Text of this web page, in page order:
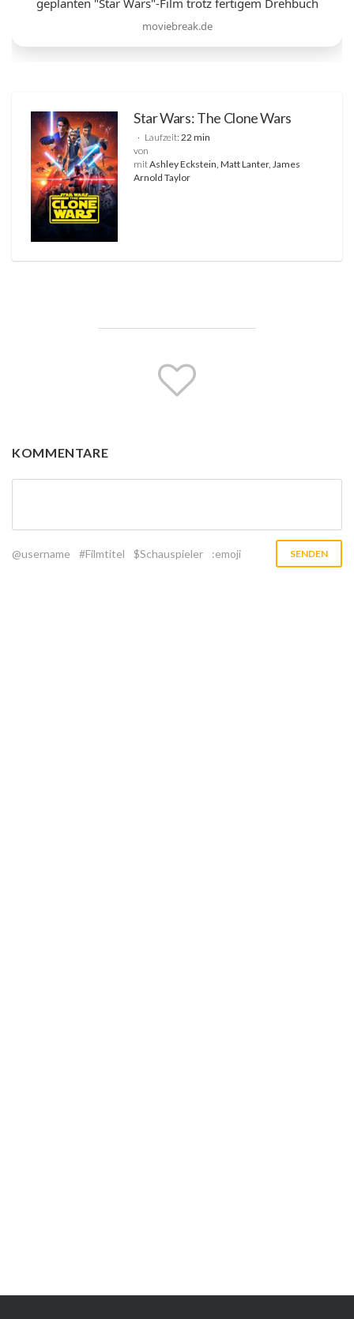
geplanten "Star Wars"-Film trotz fertigem Drehbuch
moviebreak.de
Star Wars: The Clone Wars
Laufzeit: 22 min
von
mitAshley Eckstein, Matt Lanter, James
Arnold Taylor
KOMMENTARE
@username #Filmtitel $Schauspieler :emoji